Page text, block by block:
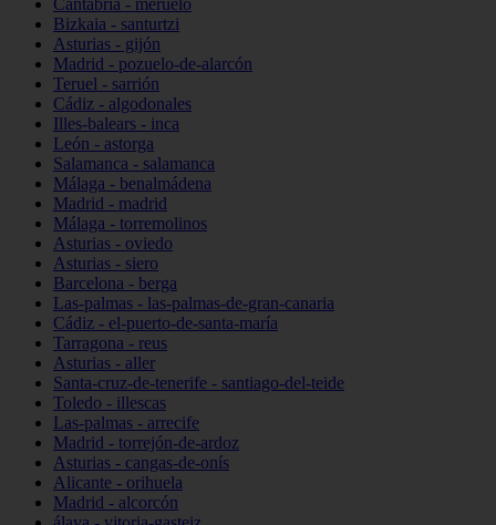
Cantabria - meruelo
Bizkaia - santurtzi
Asturias - gijón
Madrid - pozuelo-de-alarcón
Teruel - sarrión
Cádiz - algodonales
Illes-balears - inca
León - astorga
Salamanca - salamanca
Málaga - benalmádena
Madrid - madrid
Málaga - torremolinos
Asturias - oviedo
Asturias - siero
Barcelona - berga
Las-palmas - las-palmas-de-gran-canaria
Cádiz - el-puerto-de-santa-maría
Tarragona - reus
Asturias - aller
Santa-cruz-de-tenerife - santiago-del-teide
Toledo - illescas
Las-palmas - arrecife
Madrid - torrejón-de-ardoz
Asturias - cangas-de-onís
Alicante - orihuela
Madrid - alcorcón